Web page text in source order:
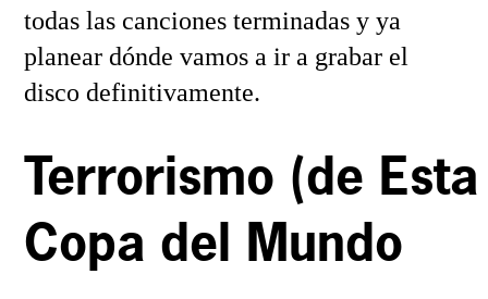
todas las canciones terminadas y ya
planear dónde vamos a ir a grabar el
disco definitivamente.
Terrorismo (de
Copa del Mundo